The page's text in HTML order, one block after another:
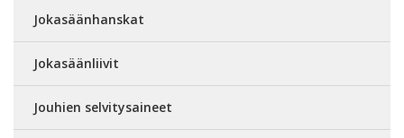
Jokasäänhanskat
Jokasäänliivit
Jouhien selvitysaineet